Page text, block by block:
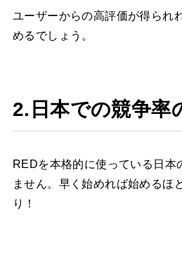
ユーザーからの高評価が得られ
めるでしょう。
2.日本での競争率
REDを本格的に使っている日本
ません。早く始めれば始めるほ
り！